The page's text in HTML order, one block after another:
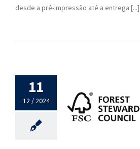
desde a pré-impressão até a entrega [...]
11
12 / 2024
desenvolver seu
impresso com papéis